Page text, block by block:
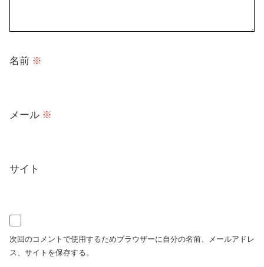
名前 ※
メール ※
サイト
次回のコメントで使用するためブラウザーに自分の名前、メールアドレ
ス、サイトを保存する。